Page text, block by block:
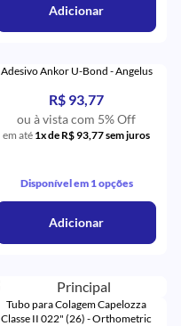
Adicionar
Adesivo Ankor U-Bond - Angelus
R$ 93,77
ou à vista com 5% Off
em até 1x de R$ 93,77 sem juros
Disponível em 1 opções
Adicionar
Tubo para Colagem Capelozza
Classe II 022" (26) - Orthometric